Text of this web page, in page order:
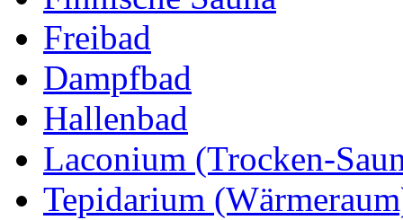
Freibad
Dampfbad
Hallenbad
Laconium (Trocken-
Tepidarium